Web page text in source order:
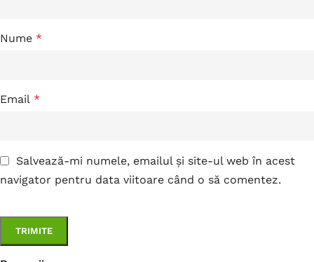
Nume *
Email *
Salvează-mi numele, emailul și site-ul web în acest
navigator pentru data viitoare când o să comentez.